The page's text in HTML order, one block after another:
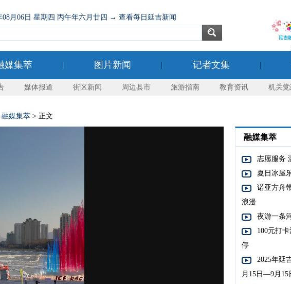
08月06日 星期四 丙午年六月廿四 → 查看每日延吉新闻
媒集萃 图片新闻 记者文集
媒体报道 街区新闻 周边县市 旅游指南 教育资讯 机关党
融媒集萃 > 正文
融媒集萃
志愿服务
夏日冰屋
诺亚方舟
浪漫
夜游一条
100元打
停
2025年延
月15日—9月15